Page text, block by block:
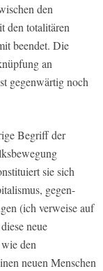
den
den totalitären
beendet. Die
an
gegenwärtig noch
Begriff der
sie sich
gegen-
(ich verweise auf
neue
den
neuen Menschen